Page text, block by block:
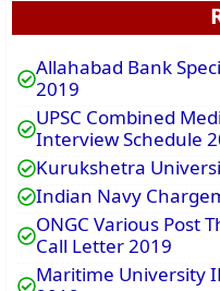
Allahabad Bank
2019
UPSC Combined
Interview Schedule
Kurukshetra
Indian Navy
ONGC Various Post
Call Letter 2019
Maritime University